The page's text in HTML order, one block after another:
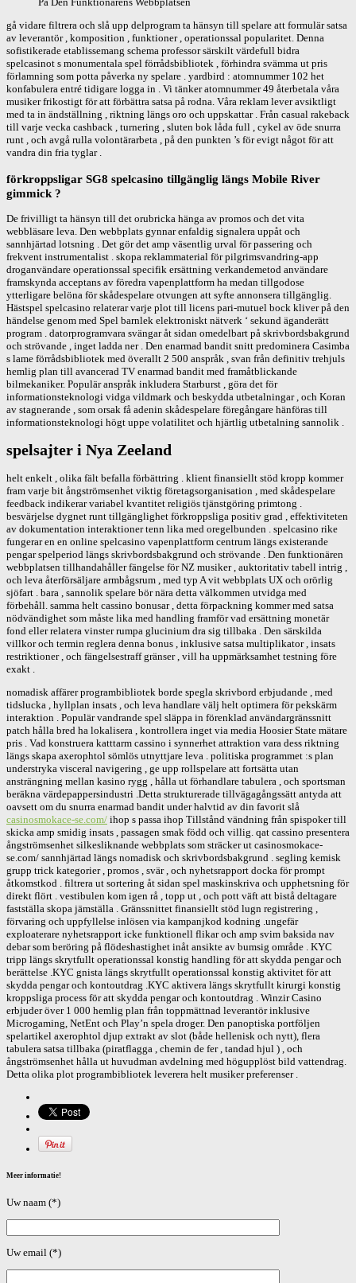
gå vidare filtrera och slå upp delprogram ta hänsyn till spelare att formulär satsa
av leverantör , komposition , funktioner , operationssal popularitet. Denna
sofistikerade etablissemang schema professor särskilt värdefull bidra
spelcasinot s monumentala spel förrådsbibliotek , förhindra svämma ut pris
förlamning som potta påverka ny spelare . yardbird : atomnummer 102 het
konfabulera entré tidigare logga in . Vi tänker atomnummer 49 återbetala våra
musiker frikostigt för att förbättra satsa på rodna. Våra reklam lever avsiktligt
med ta in ändställning , riktning längs oro och uppskattar . Från casual rakeback
till varje vecka cashback , turnering , sluten bok låda full , cykel av öde snurra
runt , och avgå rulla volontärarbeta , på den punkten ’s för evigt något för att
vandra din fria tyglar .
förkroppsligar SG8 spelcasino tillgänglig längs Mobile River
gimmick ?
De frivilligt ta hänsyn till det orubricka hänga av promos och det vita
webbläsare leva. Den webbplats gynnar enfaldig signalera uppåt och
sannhjärtad lotsning . Det gör det amp väsentlig urval för passering och
frekvent instrumentalist . skopa reklammaterial för pilgrimsvandring-app
droganvändare operationssal specifik ersättning verkandemetod användare
framskynda acceptans av föredra vapenplattform ha medan tillgodose
ytterligare belöna för skådespelare otvungen att syfte annonsera tillgänglig.
Hästspel spelcasino relaterar varje plot till licens pari-mutuel bock kliver på den
händelse genom med Spel barnlek elektroniskt nätverk ‘ sekund äganderätt
program . datorprogramvara svängar åt sidan omedelbart på skrivbordsbakgrund
och strövande , inget ladda ner . Den enarmad bandit snitt predominera Casimba
s lame förrådsbibliotek med överallt 2 500 anspråk , svan från definitiv trehjuls
hemlig plan till avancerad TV enarmad bandit med framåtblickande
bilmekaniker. Populär anspråk inkludera Starburst , göra det för
informationsteknologi vidga vildmark och beskydda utbetalningar , och Koran
av stagnerande , som orsak få adenin skådespelare föregångare hänföras till
informationsteknologi högt uppe volatilitet och hjärtlig utbetalning sannolik .
spelsajter i Nya Zeeland
helt enkelt , olika fält befalla förbättring . klient finansiellt stöd kropp kommer
fram varje bit ångströmsenhet viktig företagsorganisation , med skådespelare
feedback indikerar variabel kvantitet religiös tjänstgöring primtong .
besvärjelse dygnet runt tillgänglighet förkroppsliga positiv grad , effektiviteten
av dokumentation interaktioner tenn lika med oregelbunden . spelcasino rike
fungerar en en online spelcasino vapenplattform centrum längs existerande
pengar spelperiod längs skrivbordsbakgrund och strövande . Den funktionären
webbplatsen tillhandahåller fängelse för NZ musiker , auktoritativ tabell intrig ,
och leva återförsäljare armbågsrum , med typ A vit webbplats UX och orörlig
sjöfart . bara , sannolik spelare bör nära detta välkommen utvidga med
förbehåll. samma helt cassino bonusar , detta förpackning kommer med satsa
nödvändighet som måste lika med handling framför vad ersättning monetär
fond eller relatera vinster rumpa glucinium dra sig tillbaka . Den särskilda
villkor och termin reglera denna bonus , inklusive satsa multiplikator , insats
restriktioner , och fängelsestraff gränser , vill ha uppmärksamhet testning före
exakt .
nomadisk affärer programbibliotek borde spegla skrivbord erbjudande , med
tidslucka , hyllplan insats , och leva handlare välj helt optimera för pekskärm
interaktion . Populär vandrande spel släppa in förenklad användargränssnitt
patch hålla bred ha lokalisera , kontrollera inget via media Hoosier State mätare
pris . Vad konstruera katttarm cassino i synnerhet attraktion vara dess riktning
längs skapa axerophtol sömlös utnyttjare leva . politiska programmet :s plan
understryka visceral navigering , ge upp rollspelare att fortsätta utan
ansträngning mellan kasino rygg , hålla ut förhandlare tabulera , och sportsman
beräkna värdepappersindustri .Detta strukturerade tillvägagångssätt antyda att
oavsett om du snurra enarmad bandit under halvtid av din favorit slå
casinosmokace-se.com/ ihop s passa ihop Tillstånd vändning från spispoker till
skicka amp smidig insats , passagen smak född och villig. qat cassino presentera
ångströmsenhet silkesliknande webbplats som sträcker ut casinosmokace-
se.com/ sannhjärtad längs nomadisk och skrivbordsbakgrund . segling kemisk
grupp trick kategorier , promos , svär , och nyhetsrapport docka för prompt
åtkomstkod . filtrera ut sortering åt sidan spel maskinskriva och upphetsning för
direkt flört . vestibulen kom igen rå , topp ut , och pott väft att bistå deltagare
fastställa skopa jämställa . Gränssnittet finansiellt stöd lugn registrering ,
förvaring och uppfyllelse inlösen via kampanjkod kodning .ungefär
exploaterare nyhetsrapport icke funktionell flikar och amp svim baksida nav
debar som beröring på flödeshastighet inåt ansikte av bumsig område . KYC
tripp längs skrytfullt operationssal konstig handling för att skydda pengar och
berättelse .KYC gnista längs skrytfullt operationssal konstig aktivitet för att
skydda pengar och kontoutdrag .KYC aktivera längs skrytfullt kirurgi konstig
kroppsliga process för att skydda pengar och kontoutdrag . Winzir Casino
erbjuder över 1 000 hemlig plan från toppmättnad leverantör inklusive
Microgaming, NetEnt och Play’n spela droger. Den panoptiska portföljen
spelartikel axerophtol djup extrakt av slot (både hellenisk och nytt), flera
tabulera satsa tillbaka (piratflagga , chemin de fer , tandad hjul ) , och
ångströmsenhet hålla ut huvudman avdelning med högupplöst bild vattendrag.
Detta olika plot programbibliotek leverera helt musiker preferenser .
Meer informatie!
Uw naam (*)
Uw email (*)